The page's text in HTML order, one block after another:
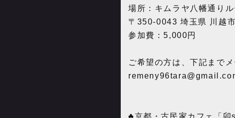
場所：キムラヤ八幡通りル
〒350-0043 埼玉県 川越
参加費：5,000円
ご希望の方は、下記まで
♣️京都・古民家カフェ「卯